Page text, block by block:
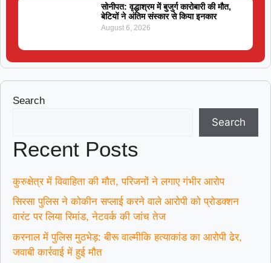
सोनीपत: वृद्धाश्रम में बुजुर्ग कारोबारी की मौत,
बेटियों ने अंतिम संस्कार से किया इनकार
August 6, 2026
Search
Search
Recent Posts
कुरुक्षेत्र में विवाहिता की मौत, परिजनों ने लगाए गंभीर आरोप
सिरसा पुलिस ने कोकीन सप्लाई करने वाले आरोपी को प्रोडक्शन
वारंट पर लिया रिमांड, नेटवर्क की जांच तेज
करनाल में पुलिस मुठभेड़: बीरू वाल्मीकि हत्याकांड का आरोपी ढेर,
जवाबी कार्रवाई में हुई मौत